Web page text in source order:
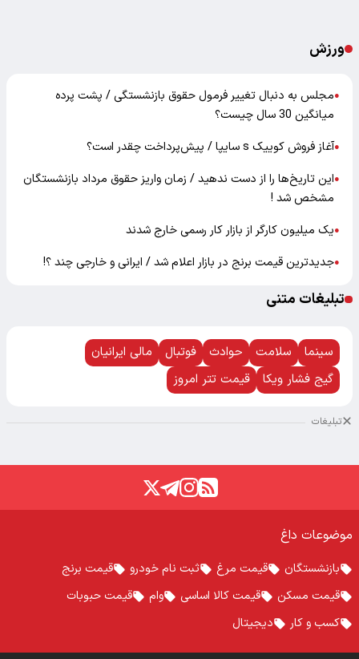
ورزش
●مجلس به دنبال تغییر فرمول حقوق بازنشستگی / پشت پرده
میانگین 30 سال چیست؟
●آغاز فروش کوییک s سایپا / پیش‌پرداخت چقدر است؟
●این تاریخ‌ها را از دست ندهید / زمان واریز حقوق مرداد بازنشستگان
مشخص شد !
●یک میلیون کارگر از بازار کار رسمی خارج شدند
●جدیدترین قیمت برنج در بازار اعلام شد / ایرانی و خارجی چند ؟!
تبلیغات متنی
سینما سلامت حوادث فوتبال
مالی ایرانیان
گیج فشار ویکا
قیمت تتر امروز
تبلیغات
موضوعات داغ
بازنشستگان قیمت مرغ ثبت نام خودرو
قیمت برنج
قیمت مسکن
قیمت کالا اساسی وام
قیمت حبوبات
کسب و کار
دیجیتال